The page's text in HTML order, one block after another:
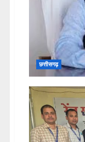
छत्तीसगढ़